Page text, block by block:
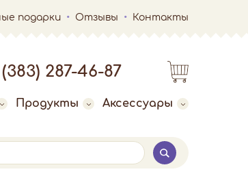
подарки Отзывы Контакты
(383) 287-46-87
Продукты Аксессуары